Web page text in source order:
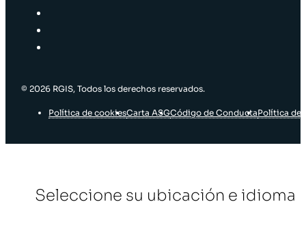
© 2026 RGIS, Todos los derechos reservados.
Política de cookiesCarta ASGCódigo de ConductaPolítica de
Seleccione su ubicación e idioma